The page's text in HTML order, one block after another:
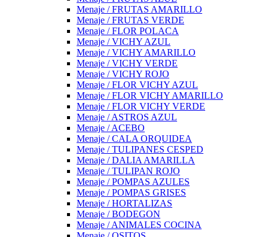
Menaje / FRUTAS AMARILLO
Menaje / FRUTAS VERDE
Menaje / FLOR POLACA
Menaje / VICHY AZUL
Menaje / VICHY AMARILLO
Menaje / VICHY VERDE
Menaje / VICHY ROJO
Menaje / FLOR VICHY AZUL
Menaje / FLOR VICHY AMARILLO
Menaje / FLOR VICHY VERDE
Menaje / ASTROS AZUL
Menaje / ACEBO
Menaje / CALA ORQUIDEA
Menaje / TULIPANES CESPED
Menaje / DALIA AMARILLA
Menaje / TULIPAN ROJO
Menaje / POMPAS AZULES
Menaje / POMPAS GRISES
Menaje / HORTALIZAS
Menaje / BODEGON
Menaje / ANIMALES COCINA